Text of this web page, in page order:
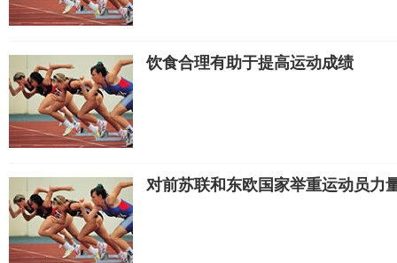
饮食合理有助于提高运动成绩
对前苏联和东欧国家举重运动员力